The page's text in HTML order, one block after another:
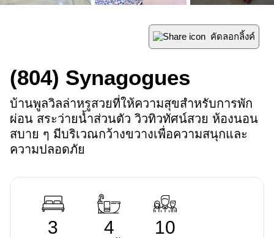
(804) Synagogues
คัดลอกลิ้งค์
บ้านพูลวิลล่าหรูสวยที่ให้ความสุขสำหรับการพัก
ผ่อน สระว่ายน้ำส่วนตัว วิวทิวทัศน์สวย ห้องนอน
สบาย ๆ มีบริเวณกว้างขวางเพื่อความสนุกและ
ความปลอดภัย
3 4 10